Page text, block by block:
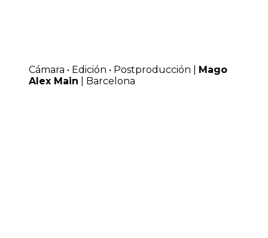
Cámara • Edición • Postproducción | Mago
Alex Main | Barcelona